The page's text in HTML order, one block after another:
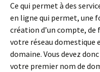
Ce qui permet à des
en ligne qui permet, une
création d’un compte,
votre réseau domestique
domaine. Vous devez
votre premier nom de